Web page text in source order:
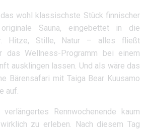
wohl klassischste Stück finnischer
originale Sauna, eingebettet in die
Hitze, Stille, Natur – alles fließt
das Wellness-Programm bei einem
ausklingen lassen. Und als wäre das
Bärensafari mit Taiga Bear Kuusamo
auf.
Rennwochenende kaum
zu erleben. Nach diesem Tag